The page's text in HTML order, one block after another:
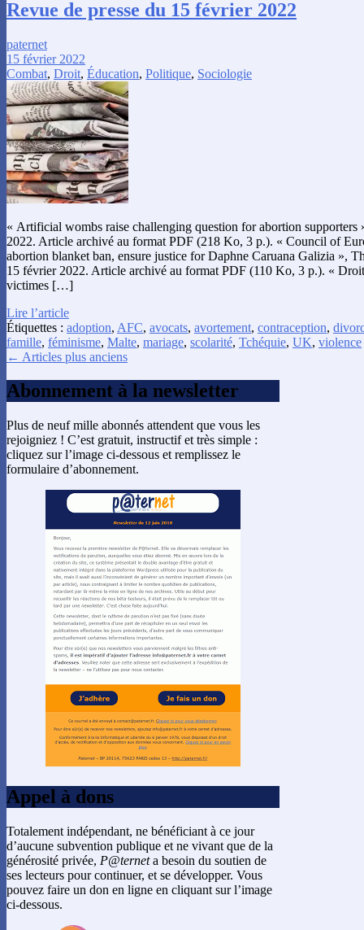
Revue de presse du 15 février 2022
paternet
15 février 2022
Combat, Droit, Éducation, Politique, Sociologie
« Artificial wombs raise challenging question for abortion
2022. Article archivé au format PDF (218 Ko, 3 p.). « Council of
abortion blanket ban, ensure justice for Daphne Caruana Galizia »,
15 février 2022. Article archivé au format PDF (110 Ko, 3 p.). «
victimes […]
Lire l’article
Étiquettes : adoption, AFC, avocats, avortement, contraception,
famille, féminisme, Malte, mariage, scolarité, Tchéquie, UK, violence
← Articles plus anciens
Abonnement à la newsletter
Plus de neuf mille abonnés attendent que vous les
rejoigniez ! C’est gratuit, instructif et très simple :
cliquez sur l’image ci-dessous et remplissez le
formulaire d’abonnement.
Appel à dons
Totalement indépendant, ne bénéficiant à ce jour
d’aucune subvention publique et ne vivant que de la
générosité privée, P@terneta besoin du soutien de
ses lecteurs pour continuer, et se développer. Vous
pouvez faire un don en ligne en cliquant sur l’image
ci-dessous.